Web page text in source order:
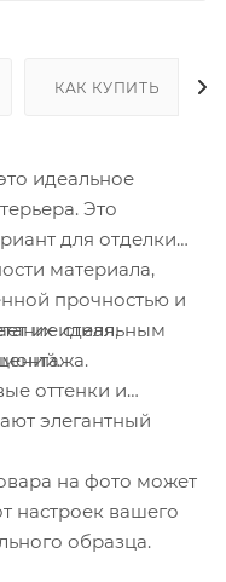
КАК КУПИТЬ
идеальное
Это
для отделки
материала,
прочностью и
их идеальным
стиля,
оттенки и
элегантный
на фото может
настроек вашего
образца.